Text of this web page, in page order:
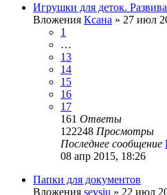
Игрушки для деток.
Вложения Ксана » 27 июл
1
…
13
14
15
16
17
161 Ответы
122248 Просмотры
Последнее сообщение
08 апр 2015, 18:26
Папки для документов
Вложения sevsiu » 22 июл